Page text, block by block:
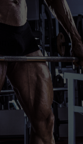
domestico. In
di 120 kg
,
cyclette da una
comfort e